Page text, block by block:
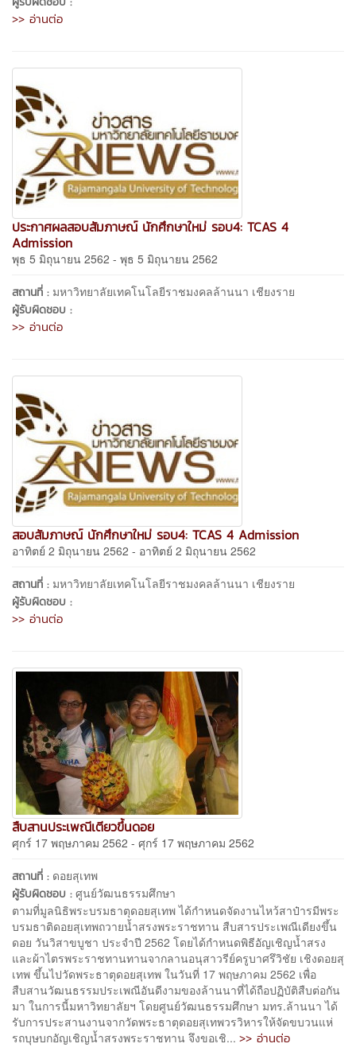
>> อ่านต่อ
ประกาศผลสอบสัมภาษณ์ นักศึกษาใหม่ รอบ4: TCAS 4
Admission
พุธ 5 มิถุนายน 2562 - พุธ 5 มิถุนายน 2562
สถานที่ : มหาวิทยาลัยเทคโนโลยีราชมงคลล้านนา เชียงราย
ผู้รับผิดชอบ :
>> อ่านต่อ
สอบสัมภาษณ์ นักศึกษาใหม่ รอบ4: TCAS 4 Admission
อาทิตย์ 2 มิถุนายน 2562 - อาทิตย์ 2 มิถุนายน 2562
สถานที่ : มหาวิทยาลัยเทคโนโลยีราชมงคลล้านนา เชียงราย
ผู้รับผิดชอบ :
>> อ่านต่อ
สืบสานประเพณีเตียวขึ้นดอย
ศุกร์ 17 พฤษภาคม 2562 - ศุกร์ 17 พฤษภาคม 2562
สถานที่ : ดอยสุเทพ
ผู้รับผิดชอบ : ศูนย์วัฒนธรรมศึกษา
ตามที่มูลนิธิพระบรมธาตุดอยสุเทพ ได้กำหนดจัดงานไหว้สาป๋ารมีพระ
บรมธาติดอยสุเทพถวายน้ำสรงพระราชทาน สืบสารประเพณีเดียงขึ้น
ดอย วันวิสาขบูชา ประจำปี 2562 โดยได้กำหนดพิธีอัญเชิญน้ำสรง
และผ้าไตรพระราชทานทานจากลานอนุสาวรีย์ครูบาศรึวิชัย เชิงดอยสุ
เทพ ขึ้นไปวัดพระธาตุดอยสุเทพ ในวันที่ 17 พฤษภาคม 2562 เพื่อ
สืบสานวัฒนธรรมประเพณีอันดีงามของล้านนาที่ได้ถือปฏิบัติสืบต่อกัน
มา ในการนี้มหาวิทยาลัยฯ โดยศูนย์วัฒนธรรมศึกษา มทร.ล้านนา ได้
รับการประสานงานจากวัดพระธาตุดอยสุเทพวรวิหารให้จัดขบวนแห่
รถบุษบกอัญเชิญน้ำสรงพระราชทาน จึงขอเชิ... >> อ่านต่อ